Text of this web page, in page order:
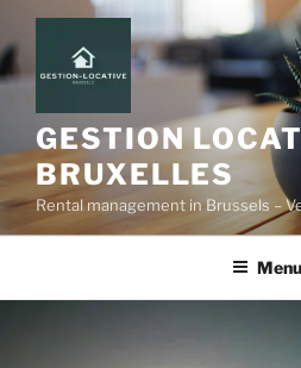
GESTION
BRUXELLES
Rental management in Brussels –
Menu